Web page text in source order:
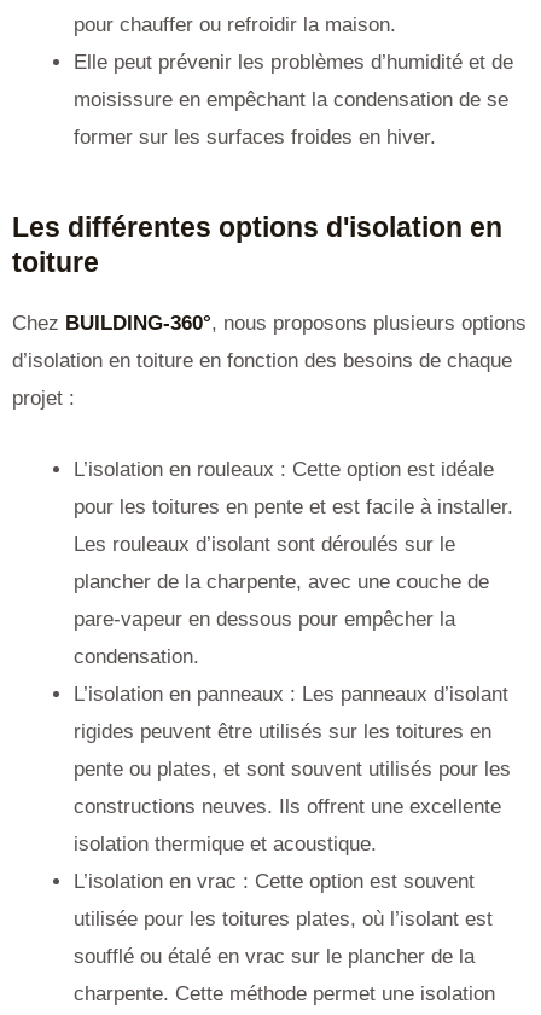
pour chauffer ou refroidir la maison.
Elle peut prévenir les problèmes d’humidité et de
moisissure en empêchant la condensation de se
former sur les surfaces froides en hiver.
Les différentes options d'isolation en
toiture
Chez BUILDING-360°, nous proposons plusieurs options
d’isolation en toiture en fonction des besoins de chaque
projet :
L’isolation en rouleaux : Cette option est idéale
pour les toitures en pente et est facile à installer.
Les rouleaux d’isolant sont déroulés sur le
plancher de la charpente, avec une couche de
pare-vapeur en dessous pour empêcher la
condensation.
L’isolation en panneaux : Les panneaux d’isolant
rigides peuvent être utilisés sur les toitures en
pente ou plates, et sont souvent utilisés pour les
constructions neuves. Ils offrent une excellente
isolation thermique et acoustique.
L’isolation en vrac : Cette option est souvent
utilisée pour les toitures plates, où l’isolant est
soufflé ou étalé en vrac sur le plancher de la
charpente. Cette méthode permet une isolation